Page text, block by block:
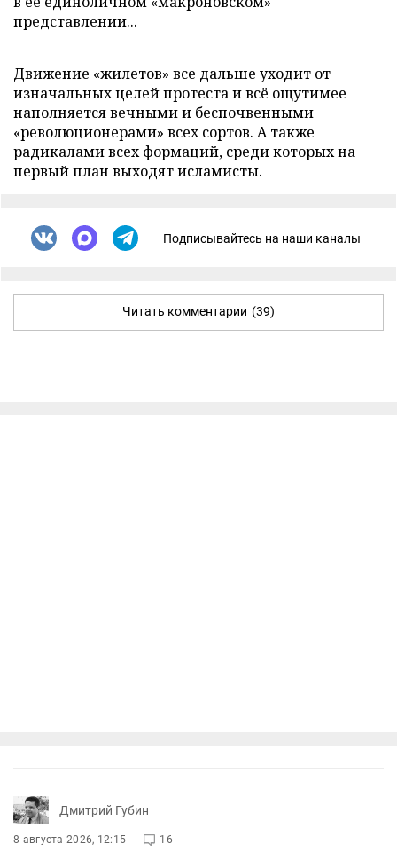
представлении...
Движение «жилетов» все дальше уходит от
изначальных целей протеста и всё ощутимее
наполняется вечными и беспочвенными
«революционерами» всех сортов. А также
радикалами всех формаций, среди которых на
первый план выходят исламисты.
Подписывайтесь на наши каналы
Читать комментарии (39)
Дмитрий Губин
8 августа 2026, 12:15 16